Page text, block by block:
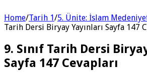
Home/Tarih 1/5. Ünite: İslam
Tarih Dersi Biryay Yayınları Sayfa 147
9. Sınıf Tarih Dersi
Sayfa 147 Cevapları